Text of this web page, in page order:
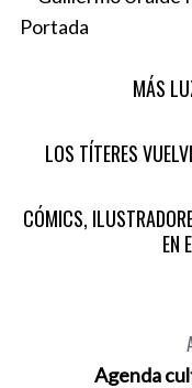
MÁS
LOS TÍTERES
CÓMICS,
EN
Agenda
r
r